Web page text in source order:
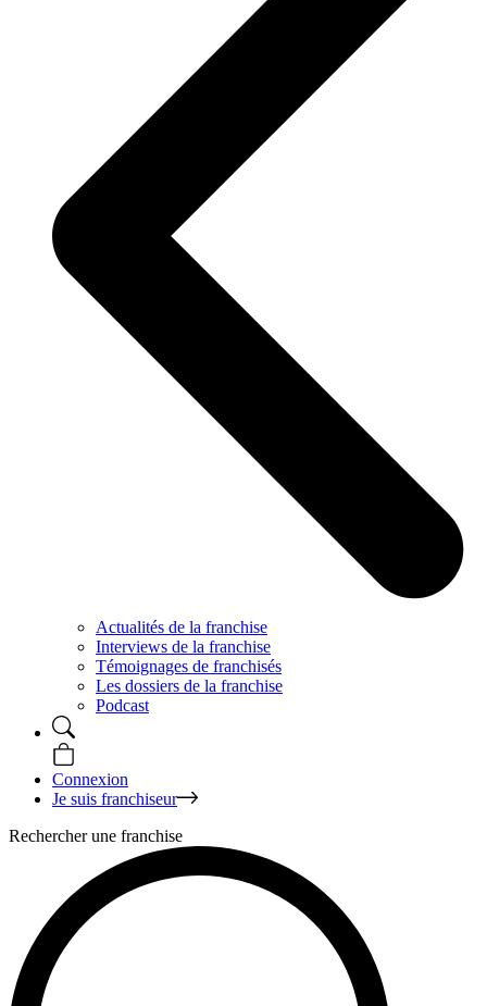
Actualités de la franchise
Interviews de la franchise
Témoignages de franchisés
Les dossiers de la franchise
Podcast
Connexion
Je suis franchiseur
Rechercher une franchise